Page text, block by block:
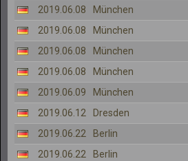
2019.06.08
München
2019.06.08
München
2019.06.08
München
2019.06.08
München
2019.06.09
München
2019.06.12
Dresden
2019.06.22
Berlin
2019.06.22
Berlin